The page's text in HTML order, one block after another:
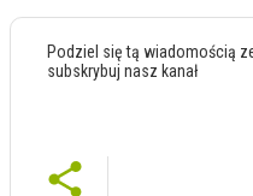
Podziel się tą wiadomością
subskrybuj nasz kanał